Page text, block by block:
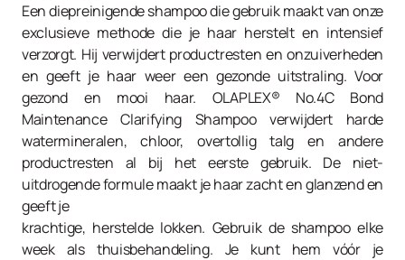
Een diepreinigende shampoo die gebruik maakt van onze
exclusieve methode die je haar herstelt en intensief
verzorgt. Hij verwijdert productresten en onzuiverheden
en geeft je haar weer een gezonde uitstraling. Voor
gezond en mooi haar. OLAPLEX® No.4C Bond
Maintenance Clarifying Shampoo verwijdert harde
watermineralen, chloor, overtollig talg en andere
productresten al bij het eerste gebruik. De niet-
uitdrogende formule maakt je haar zacht en glanzend en
geeft je
krachtige, herstelde lokken. Gebruik de shampoo elke
week als thuisbehandeling. Je kunt hem vóór je